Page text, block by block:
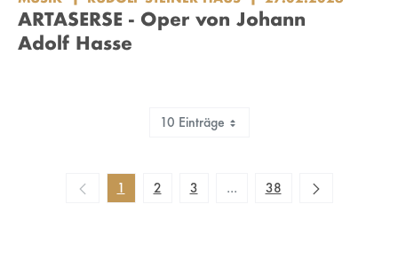
ARTASERSE - Oper von Johann
Adolf Hasse
10 Einträge
1 2 3 ...Zwischenseiten Navigieren
38